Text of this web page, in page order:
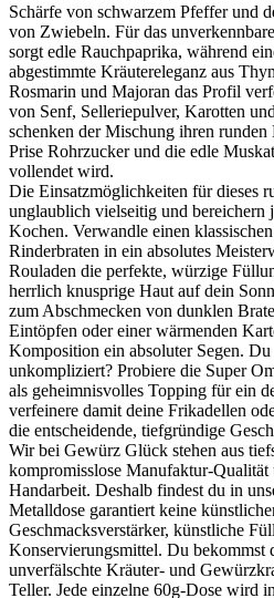
Schärfe von schwarzem Pfeffer und
von Zwiebeln. Für das
sorgt edle Rauchpaprika, während
abgestimmte Kräutereleganz aus
Rosmarin und Majoran das Profil
von Senf, Selleriepulver, Karotten
schenken der Mischung ihren
Prise Rohrzucker und die edle
vollendet wird.
Die Einsatzmöglichkeiten für dieses
unglaublich vielseitig und bereichern
Kochen. Verwandle einen
Rinderbraten in ein absolutes
Rouladen die perfekte, würzige
herrlich knusprige Haut auf dein
zum Abschmecken von dunklen
Eintöpfen oder einer wärmenden
Komposition ein absoluter Segen. Du
unkompliziert? Probiere die Super
als geheimnisvolles Topping für ein
verfeinere damit deine Frikadellen
die entscheidende, tiefgründige
Wir bei Gewürz Glück stehen aus
kompromisslose Manufaktur-Qualität
Handarbeit. Deshalb findest du in
Metalldose garantiert keine
Geschmacksverstärker, künstliche
Konservierungsmittel. Du bekommst
unverfälschte Kräuter- und
Teller. Jede einzelne 60g-Dose wird